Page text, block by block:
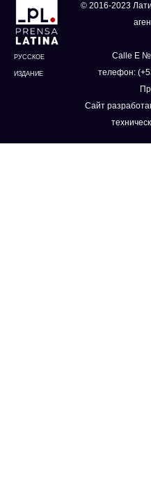
РУССКОЕ
ИЗДАНИЕ
© 2016-2023
Calle E №
телефон:
Сайт